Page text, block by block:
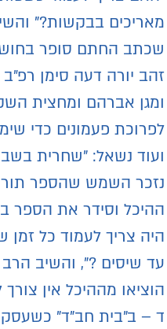
בבקשות?"
החתם סופר בחושן
יורה דעה סימן רפ״ב
אברהם ומחצית
פעמונים כדי
נשאל: "שחרית
השמש שהספר
וסידר את הספר
צריך לעמוד כל זמן
שיסים ?", והשיב הרב
מההיכל אין צורך
– ב"בית חב"ד"